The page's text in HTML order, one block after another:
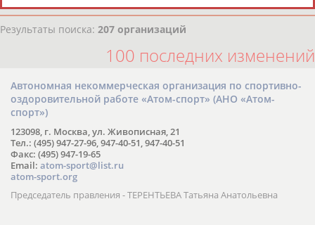
Результаты поиска: 207 организаций
100 последних изменений
Автономная некоммерческая организация по спортивно-
оздоровительной работе «Атом-спорт» (АНО «Атом-
спорт»)
123098, г. Москва, ул. Живописная, 21
Тел.: (495) 947-27-96, 947-40-51, 947-40-51
Факс: (495) 947-19-65
Email: atom-sport@list.ru
atom-sport.org
Председатель правления - ТЕРЕНТЬЕВА Татьяна Анатольевна